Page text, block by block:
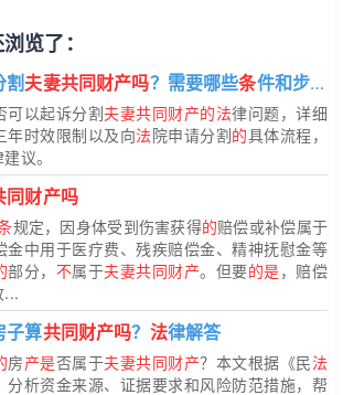
览了：
割夫妻共同财产吗？需要哪些条件和步骤？
可以起诉分割 夫妻共同财产的法律问题，详细
年时效限制以及向法院申请分割 的具体流程，
议。
同财产吗
规定，因身体受到伤害获得的赔偿或补偿属于
金中用于医疗费、残疾赔偿金、精神抚慰金等
部分， 不属于夫妻共同财产。但要的是，赔偿
...
子算共同财产吗？ 法律解答
房产是否属于夫妻共同财产？本文根据《民法
分析资金来源、证据要求和风险防范措施，帮